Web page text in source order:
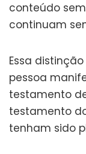
conteúdo
continuam
Essa
pessoa
testamento
testamento
tenham sido